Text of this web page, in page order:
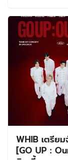
WHIB เตรีย
[GO UP :